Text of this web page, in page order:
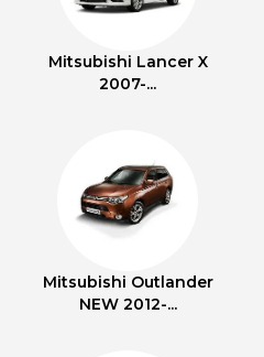
Mitsubishi Lancer X
2007-...
Mitsubishi Outlander
NEW 2012-...